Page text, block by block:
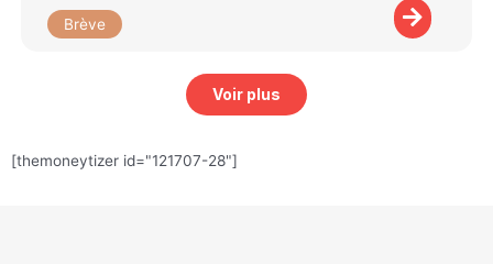
Brève
Voir plus
[themoneytizer id="121707-28"]